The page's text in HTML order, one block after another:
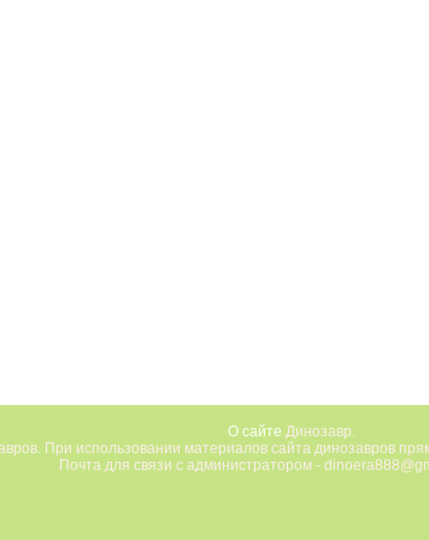
О сайте Динозавр.
При использовании материалов сайта динозавров
Почта для связи с администратором -